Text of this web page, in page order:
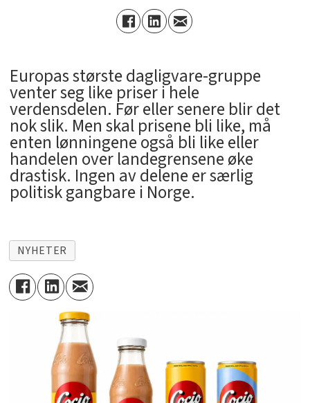
Europas største dagligvare-gruppe
venter seg like priser i hele
verdensdelen. Før eller senere blir det
nok slik. Men skal prisene bli like, må
enten lønningene også bli like eller
handelen over landegrensene øke
drastisk. Ingen av delene er særlig
politisk gangbare i Norge.
NYHETER